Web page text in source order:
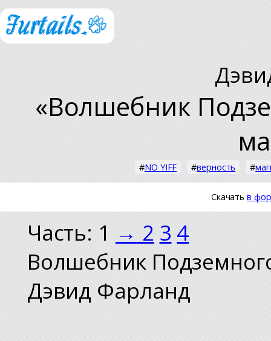
«Волшебник
#NO YIFF #верность #
Скачатьв
Часть: 1 → 2 3 4
Волшебник
Дэвид Фарланд